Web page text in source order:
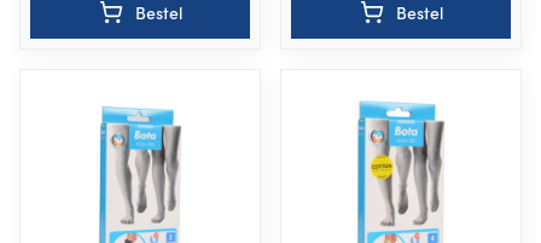
Bestel Bestel